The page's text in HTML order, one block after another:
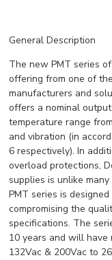
General Description
The new PMT series
offering from one of
manufacturers and
offers a nominal
temperature range
and vibration (in
6 respectively). In
overload protections,
supplies is unlike
PMT series is
compromising the
specifications. The
10 years and will
132Vac & 200Vac to